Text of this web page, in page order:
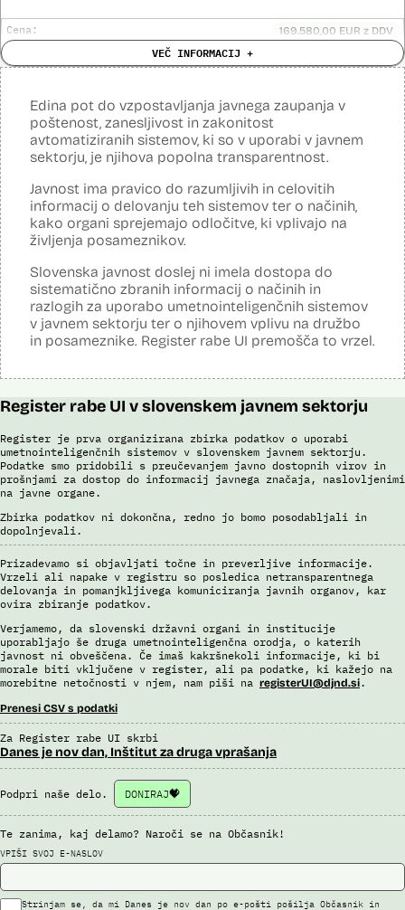
Cena: 169.580,00 EUR z DDV
licence:
Analiza učinka na osebne podatke opravljena:
Posodobljeno: 3. december 2024
Orodje uporablja metode strojnega učenja, predvsem nevronske
mreže, z namenom učinkovite in zanesljive prepoznave govora.
Orodje prepozna različne vrste avdio datotek, izvede prepoznavanje
govora, vključno z ločitvijo na govorce, po najboljših močeh popravi
besedišče in prepis opremi z ločili.
Viri:
Članek v reviji Monitor
Odgovor na zahtevo za dostop do informacij javnega značaja
VEČ INFORMACIJ +
Edina pot do vzpostavljanja javnega zaupanja v
poštenost, zanesljivost in zakonitost
avtomatiziranih sistemov, ki so v uporabi v javnem
sektorju, je njihova popolna transparentnost.
Javnost ima pravico do razumljivih in celovitih
informacij o delovanju teh sistemov ter o načinih,
kako organi sprejemajo odločitve, ki vplivajo na
življenja posameznikov.
Slovenska javnost doslej ni imela dostopa do
sistematično zbranih informacij o načinih in
razlogih za uporabo umetnointeligenčnih sistemov
v javnem sektorju ter o njihovem vplivu na družbo
in posameznike. Register rabe UI premošča to vrzel.
Register rabe UI v slovenskem javnem sektorju
Register je prva organizirana zbirka podatkov o uporabi
umetnointeligenčnih sistemov v slovenskem javnem sektorju.
Podatke smo pridobili s preučevanjem javno dostopnih virov in
prošnjami za dostop do informacij javnega značaja, naslovljenimi
na javne organe.
Zbirka podatkov ni dokončna, redno jo bomo posodabljali in
dopolnjevali.
Prizadevamo si objavljati točne in preverljive informacije.
Vrzeli ali napake v registru so posledica netransparentnega
delovanja in pomanjkljivega komuniciranja javnih organov, kar
ovira zbiranje podatkov.
Verjamemo, da slovenski državni organi in institucije
uporabljajo še druga umetnointeligenčna orodja, o katerih
javnost ni obveščena. Če imaš kakršnekoli informacije, ki bi
morale biti vključene v register, ali pa podatke, ki kažejo na
morebitne netočnosti v njem, nam piši na registerUI@djnd.si.
Prenesi CSV s podatki
Za Register rabe UI skrbi
Danes je nov dan, Inštitut za druga vprašanja
Podpri naše delo. DONIRAJ
Te zanima, kaj delamo? Naroči se na Občasnik!
VPIŠI SVOJ E-NASLOV
Strinjam se, da mi Danes je nov dan po e-pošti pošilja Občasnik in